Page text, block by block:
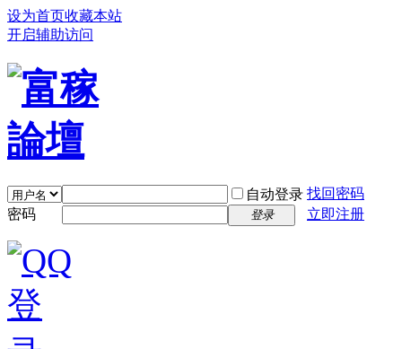
设为首页收藏本站
开启辅助访问
自动登录 找回密码
密码
登录 立即注册